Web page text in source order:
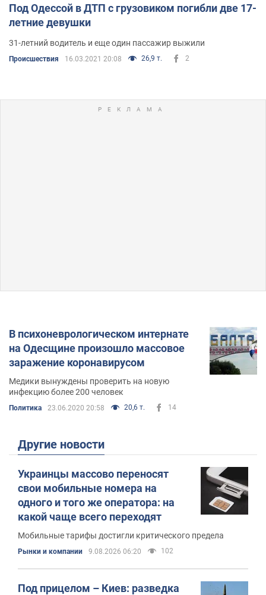
Под Одессой в ДТП с грузовиком погибли две 17-
летние девушки
31-летний водитель и еще один пассажир выжили
Происшествия 16.03.2021 20:08 26,9 т. 2
В психоневрологическом интернате
на Одесщине произошло массовое
заражение коронавирусом
Медики вынуждены проверить на новую
инфекцию более 200 человек
Политика 23.06.2020 20:58 20,6 т. 14
Другие новости
Украинцы массово переносят
свои мобильные номера на
одного и того же оператора: на
какой чаще всего переходят
Мобильные тарифы достигли критического предела
Рынки и компании 9.08.2026 06:20 102
Под прицелом – Киев: разведка